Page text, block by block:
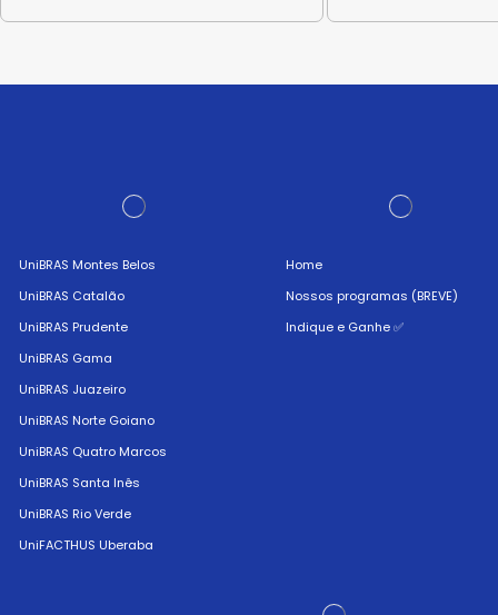
UniBRAS Montes Belos
UniBRAS Catalão
UniBRAS Prudente
UniBRAS Gama
UniBRAS Juazeiro
UniBRAS Norte Goiano
UniBRAS Quatro Marcos
UniBRAS Santa Inês
UniBRAS Rio Verde
UniFACTHUS Uberaba
Home
Nossos programas (BREVE)
Indique e Ganhe ✅